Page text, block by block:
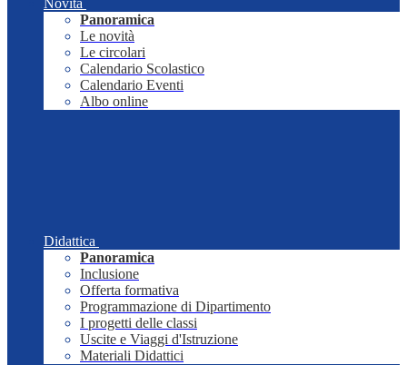
Novità
Panoramica
Le novità
Le circolari
Calendario Scolastico
Calendario Eventi
Albo online
Didattica
Panoramica
Inclusione
Offerta formativa
Programmazione di Dipartimento
I progetti delle classi
Uscite e Viaggi d'Istruzione
Materiali Didattici